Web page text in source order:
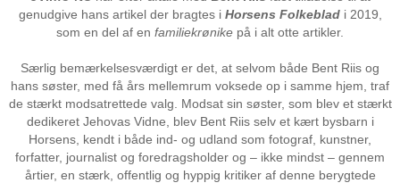
genudgive hans artikel der bragtes i Horsens Folkeblad i 2019,
som en del af en familiekrønike på i alt otte artikler.
Særlig bemærkelsesværdigt er det, at selvom både Bent Riis og
hans søster, med få års mellemrum voksede op i samme hjem, traf
de stærkt modsatrettede valg. Modsat sin søster, som blev et stærkt
dedikeret Jehovas Vidne, blev Bent Riis selv et kært bysbarn i
Horsens, kendt i både ind- og udland som fotograf, kunstner,
forfatter, journalist og foredragsholder og – ikke mindst – gennem
årtier, en stærk, offentlig og hyppig kritiker af denne berygtede